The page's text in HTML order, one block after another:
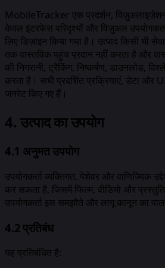
MobileTracker एक प्रदर्शन,
केवल इंटरफेस परिदृश्यों और विज़ुअल
लिए डिज़ाइन किया गया है। उत्पाद किसी भी
तक वास्तविक पहुंच प्रदान नहीं करता है और
की निगरानी, ट्रैकिंग, निष्कर्षण, डाउनलोड,
करता है। सभी प्रदर्शित प्रक्रियाएं, डेटा और
जनरेट किए गए हैं।
4. उत्पाद का उपयोग
4.1 अनुमत उपयोग
उपयोगकर्ता व्यक्तिगत, पेशेवर और वाणिज्यिक
कर सकता है, जिसमें फिल्म, वीडियो और प्रस्तुति
उपयोगकर्ता इस समझौते और लागू कानून का
4.2 प्रतिबंध
यह प्रतिबंधित है: